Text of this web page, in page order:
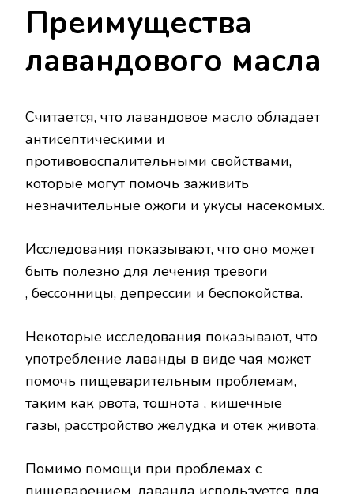
Преимущества
лавандового масла
Считается, что лавандовое масло обладает
антисептическими и
противовоспалительными свойствами,
которые могут помочь заживить
незначительные ожоги и укусы насекомых.
Исследования показывают, что оно может
быть полезно для лечения тревоги
, бессонницы, депрессии и беспокойства.
Некоторые исследования показывают, что
употребление лаванды в виде чая может
помочь пищеварительным проблемам,
таким как рвота, тошнота , кишечные
газы, расстройство желудка и отек живота.
Помимо помощи при проблемах с